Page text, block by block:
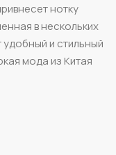
нотку
в нескольких
и стильный
мода из Китая